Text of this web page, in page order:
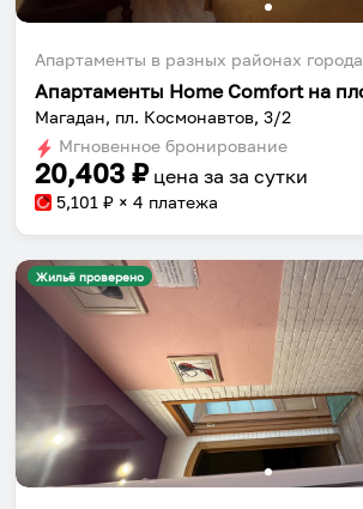
Апартаменты в разных районах города
Магадан, пл. Космонавтов, 3/2
Мгновенное бронирование
20,403 ₽ цена за за сутки
5,101 ₽ × 4 платежа
Жильё проверено